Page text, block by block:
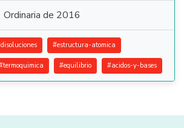
Ordinaria de 2016
disoluciones #estructura-atomica
termoquimica #equilibrio #acidos-y-bases